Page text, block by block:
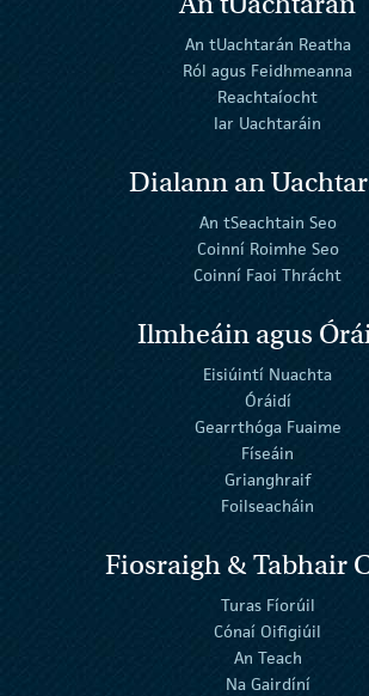
An tUachtarán Reatha
Ról agus Feidhmeanna
Reachtaíocht
Iar Uachtaráin
Dialann an
An tSeachtain Seo
Coinní Roimhe Seo
Coinní Faoi Thrácht
Ilmheáin agus
Eisiúintí Nuachta
Óráidí
Gearrthóga Fuaime
Físeáin
Grianghraif
Foilseacháin
Fiosraigh & Tabhair
Turas Fíorúil
Cónaí Oifigiúil
An Teach
Na Gairdíní